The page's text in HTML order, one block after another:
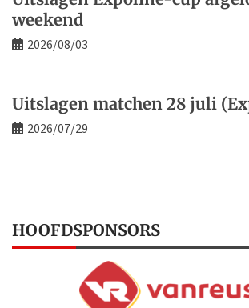
weekend
2026/08/03
Uitslagen matchen 28 juli
2026/07/29
HOOFDSPONSORS